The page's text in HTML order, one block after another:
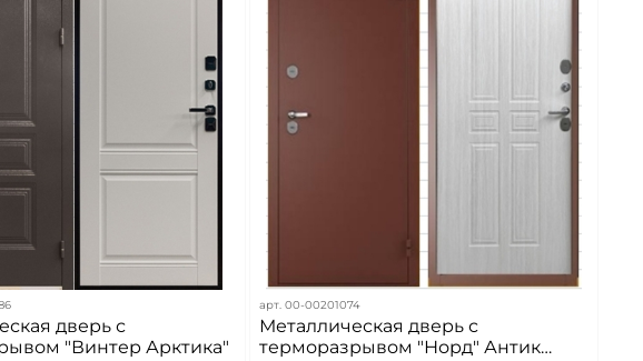
дверь с
"Винтер Арктика"
арт.00-00201074
Металлическая дверь с
терморазрывом "Норд" Антик